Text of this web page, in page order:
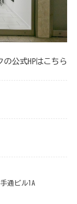
の公式HPはこちら
通ビル1A